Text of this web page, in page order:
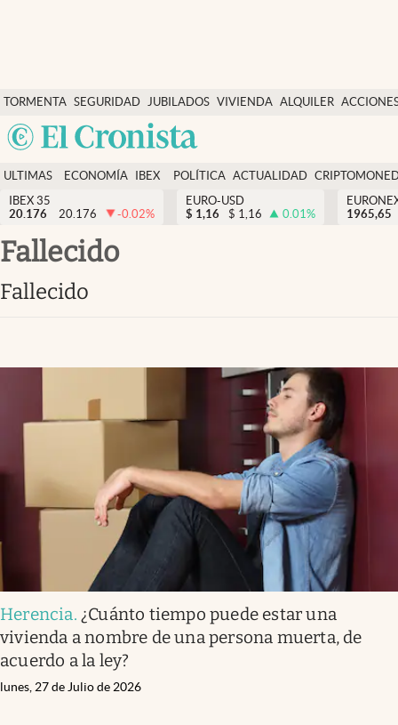
TORMENTA SEGURIDAD
SOCIAL
JUBILADOS VIVIENDA ALQUILER
USA
Economía y finanzas
Política
Actualidad
Criptomonedas
España
ULTIMAS
NOTICIAS
ECONOMÍA
FINANZAS
IBEX
EURO
POLÍTICA ACTUALIDAD
IBEX 35
20.176
20.176 -0.02%
EURO-USD
$ 1,16 $ 1,16 0.01%
1965,65
fallecido
fallecido
Herencia. ¿Cuánto tiempo puede estar una
vivienda a nombre de una persona muerta, de
acuerdo a la ley?
lunes, 27 de Julio de 2026